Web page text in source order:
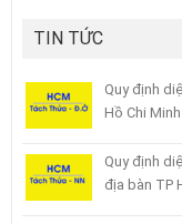
TIN TỨC
Quy định
Hồ Chi Minh
Quy định
địa bàn TP